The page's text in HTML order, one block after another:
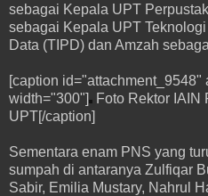
sebagai Kepala UPT
sebagai Kepala UPT
Data (TIPD) dan Amzah
[caption
width="300"]
Foto Rektor IAIN
UPT[/caption]
Sementara enam PNS yang
sumpah di antaranya Zulfiqar
Sabir, Emilia Mustary, Nahrul